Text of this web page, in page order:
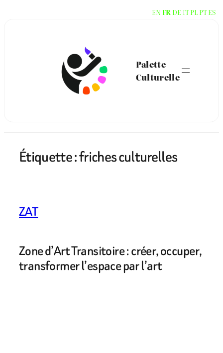
Palette
Culturelle
Étiquette :friches culturelles
ZAT
Zone d’Art Transitoire : créer, occuper,
transformer l’espace par l’art
EN FR DE ITPL PTES